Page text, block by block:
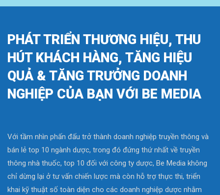
PHÁT TRIỂN THƯƠNG HIỆU, THU
HÚT KHÁCH HÀNG, TĂNG HIỆU
QUẢ & TĂNG TRƯỞNG DOANH
NGHIỆP CỦA BẠN VỚI BE MEDIA
Với tầm nhìn phấn đấu trở thành doanh nghiệp truyền thông và
bán lẻ top 10 ngành dược, trong đó đứng thứ nhất về truyền
thông nhà thuốc, top 10 đối với công ty dược, Be Media không
chỉ dừng lại ở tư vấn chiến lược mà còn hỗ trợ thực thi, triển
khai kỹ thuật số toàn diện cho các doanh nghiệp dược nhằm